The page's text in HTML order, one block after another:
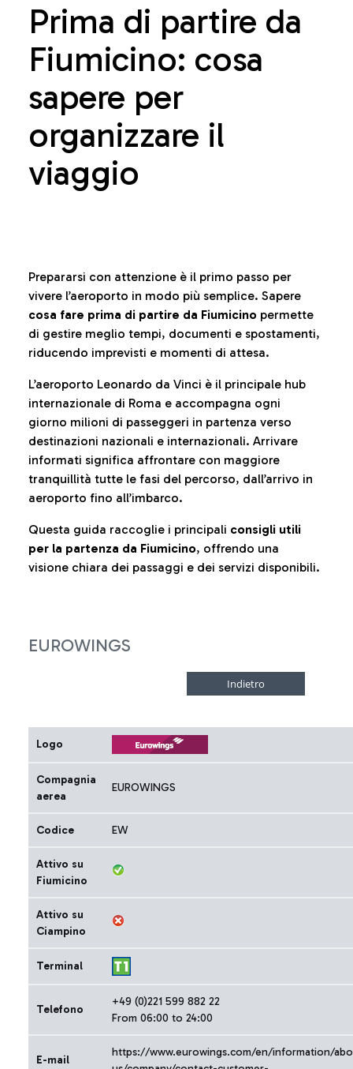
Prima di partire da
Fiumicino: cosa
sapere per
organizzare il
viaggio
Prepararsi con attenzione è il primo passo per
vivere l’aeroporto in modo più semplice. Sapere
cosa fare prima di partire da Fiumicino permette
di gestire meglio tempi, documenti e spostamenti,
riducendo imprevisti e momenti di attesa.
L’aeroporto Leonardo da Vinci è il principale hub
internazionale di Roma e accompagna ogni
giorno milioni di passeggeri in partenza verso
destinazioni nazionali e internazionali. Arrivare
informati significa affrontare con maggiore
tranquillità tutte le fasi del percorso, dall’arrivo in
aeroporto fino all’imbarco.
Questa guida raccoglie i principali consigli utili
per la partenza da Fiumicino, offrendo una
visione chiara dei passaggi e dei servizi disponibili.
EUROWINGS
Logo
Compagnia
aerea
EUROWINGS
Codice EW
Attivo su
Fiumicino
Attivo su
Ciampino
Terminal
Telefono
+49 (0)221 599 882 22
From 06:00 to 24:00
E-mail
https://www.eurowings.com/en/information/